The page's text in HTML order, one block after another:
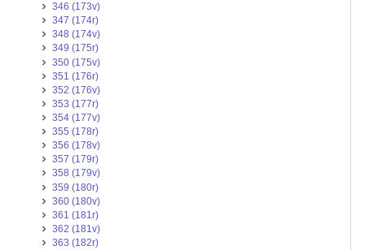
346 (173v)
347 (174r)
348 (174v)
349 (175r)
350 (175v)
351 (176r)
352 (176v)
353 (177r)
354 (177v)
355 (178r)
356 (178v)
357 (179r)
358 (179v)
359 (180r)
360 (180v)
361 (181r)
362 (181v)
363 (182r)